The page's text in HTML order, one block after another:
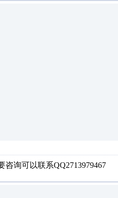
询可以联系QQ2713979467